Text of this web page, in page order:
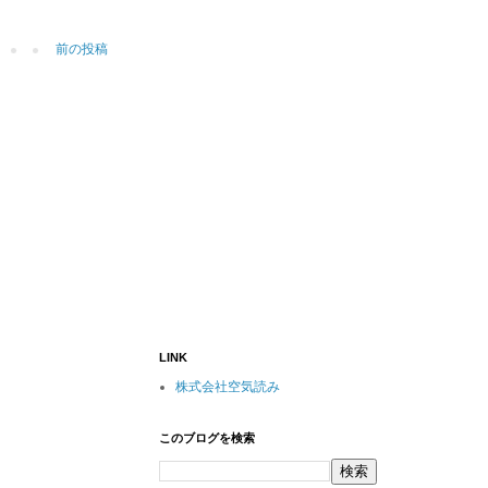
前の投稿
LINK
株式会社空気読み
このブログを検索